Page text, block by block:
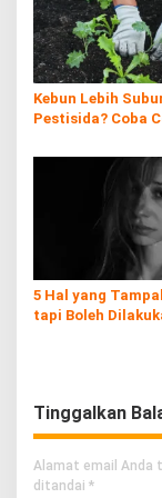
Kebun Lebih
Pestisida? Coba
5 Hal yang
tapi Boleh
Tinggalkan
Alamat email Anda
ditandai *